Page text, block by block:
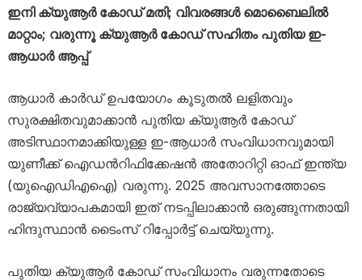
ഇനി ക്യുആർ കോഡ് മതി; വിവരങ്ങൾ മൊബൈലിൽ
മാറ്റാം; വരുന്നൂ ക്യുആർ കോഡ് സഹിതം പുതിയ ഇ-
ആധാർ ആപ്പ്
ആധാർ കാർഡ് ഉപയോഗം കൂടുതൽ ലളിതവും
സുരക്ഷിതവുമാക്കാൻ പുതിയ ക്യുആർ കോഡ്
അടിസ്ഥാനമാക്കിയുള്ള ഇ-ആധാർ സംവിധാനവുമായി
യുണീക്ക് ഐഡൻറിഫിക്കേഷൻ അതോറിറ്റി ഓഫ് ഇന്ത്യ
(യുഐഡിഎഐ) വരുന്നു. 2025 അവസാനത്തോടെ
രാജ്യവ്യാപകമായി ഇത് നടപ്പിലാക്കാൻ ഒരുങ്ങുന്നതായി
ഹിന്ദുസ്ഥാൻ ടൈംസ് റിപ്പോർട്ട് ചെയ്യുന്നു.
പുതിയ ക്യുആർ കോഡ് സംവിധാനം വരുന്നതോടെ